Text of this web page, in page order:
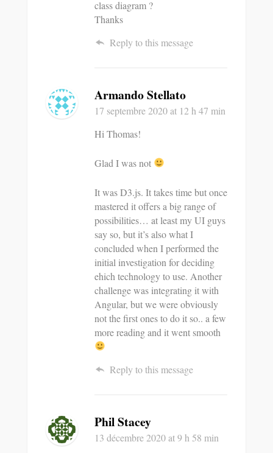
class diagram ?
Thanks
Reply to this message
Armando Stellato
17 septembre 2020at 12 h 47 min
Hi Thomas!
Glad I was not
It was D3.js. It takes time but once
mastered it offers a big range of
possibilities… at least my UI guys
say so, but it’s also what I
concluded when I performed the
initial investigation for deciding
ehich technology to use. Another
challenge was integrating it with
Angular, but we were obviously
not the first ones to do it so.. a few
more reading and it went smooth
Reply to this message
Phil Stacey
13 décembre 2020at 9 h 58 min